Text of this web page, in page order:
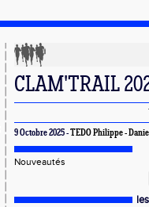
CLAM'TRAIL
9 Octobre 2025 -TEDO Philippe -
Nouveautés